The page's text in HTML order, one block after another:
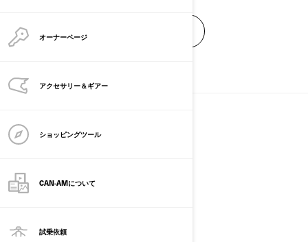
オーナーページ
アクセサリー＆ギアー
ショッピングツール
CAN-AMについて
試乗依頼
ラインナップを確認する
ラインナップを確認する
3輪バイク